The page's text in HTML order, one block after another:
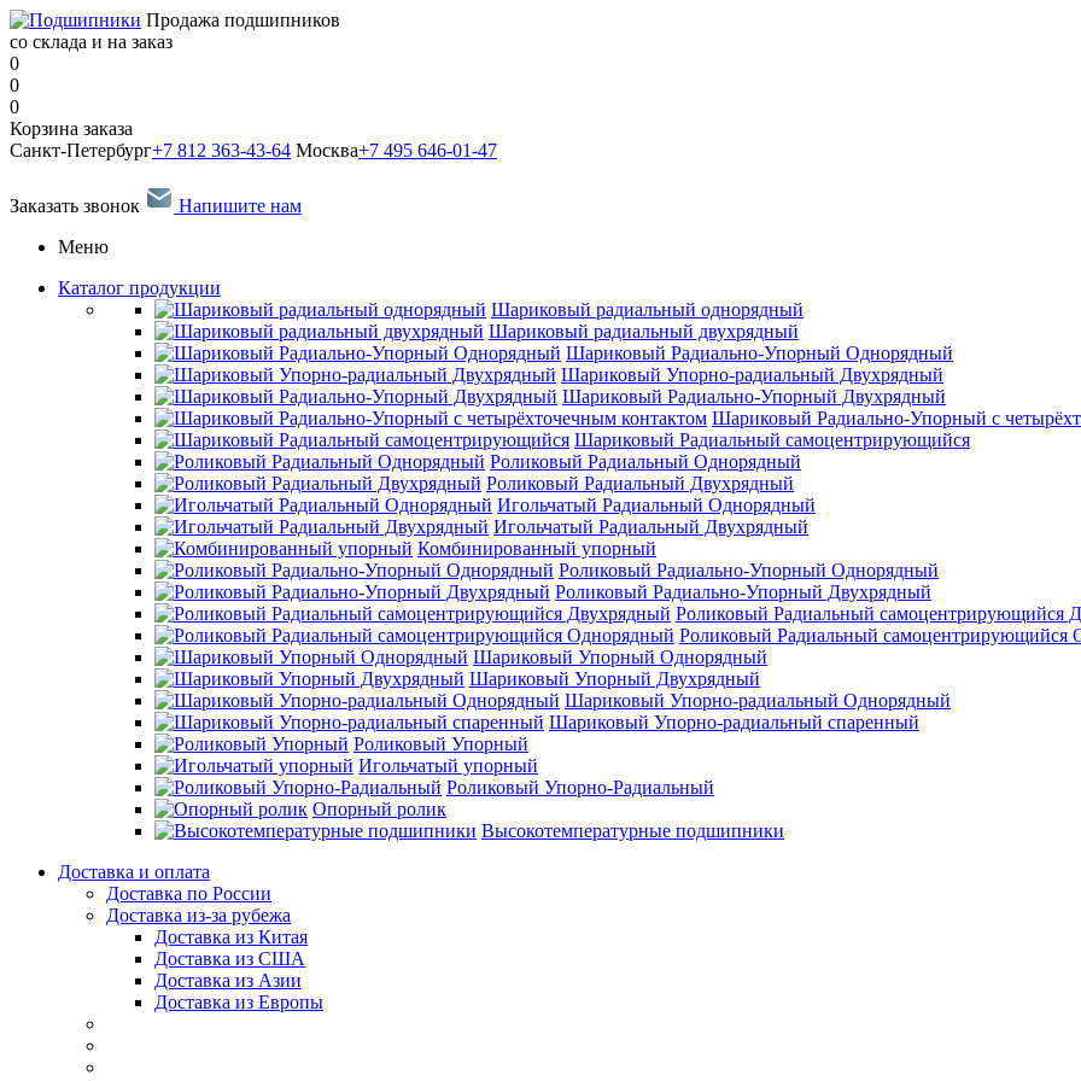
Продажа подшипников
со склада и на заказ
0
0
0
Корзина заказа
Санкт-Петербург+7 812 363-43-64 Москва+7 495 646-01-47
Заказать звонок
Напишите нам
Меню
Каталог продукции
Шариковый радиальный однорядный
Шариковый радиальный двухрядный
Шариковый Радиально-Упорный Однорядный
Шариковый Упорно-радиальный Двухрядный
Шариковый Радиально-Упорный Двухрядный
Шариковый Радиально-Упорный с
Шариковый Радиальный самоцентрирующийся
Роликовый Радиальный Однорядный
Роликовый Радиальный Двухрядный
Игольчатый Радиальный Однорядный
Игольчатый Радиальный Двухрядный
Комбинированный упорный
Роликовый Радиально-Упорный Однорядный
Роликовый Радиально-Упорный Двухрядный
Роликовый Радиальный самоцентрирующийся
Роликовый Радиальный самоцентрирующийся
Шариковый Упорный Однорядный
Шариковый Упорный Двухрядный
Шариковый Упорно-радиальный Однорядный
Шариковый Упорно-радиальный спаренный
Роликовый Упорный
Игольчатый упорный
Роликовый Упорно-Радиальный
Опорный ролик
Высокотемпературные подшипники
Доставка и оплата
Доставка по России
Доставка из-за рубежа
Доставка из Китая
Доставка из США
Доставка из Азии
Доставка из Европы